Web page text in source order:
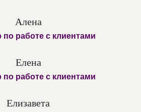
Алена
по работе с клиентами
Елена
по работе с клиентами
Елизавета